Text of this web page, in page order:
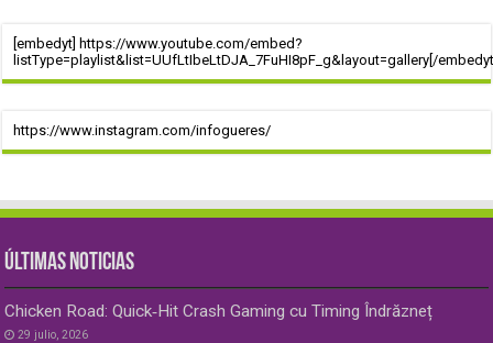
[embedyt] https://www.youtube.com/embed?
listType=playlist&list=UUfLtIbeLtDJA_7FuHI8pF_g&layout=gallery[/
https://www.instagram.com/infogueres/
ÚLTIMAS NOTICIAS
Chicken Road: Quick‑Hit Crash Gaming cu Timing Îndrăzneț
29 julio, 2026